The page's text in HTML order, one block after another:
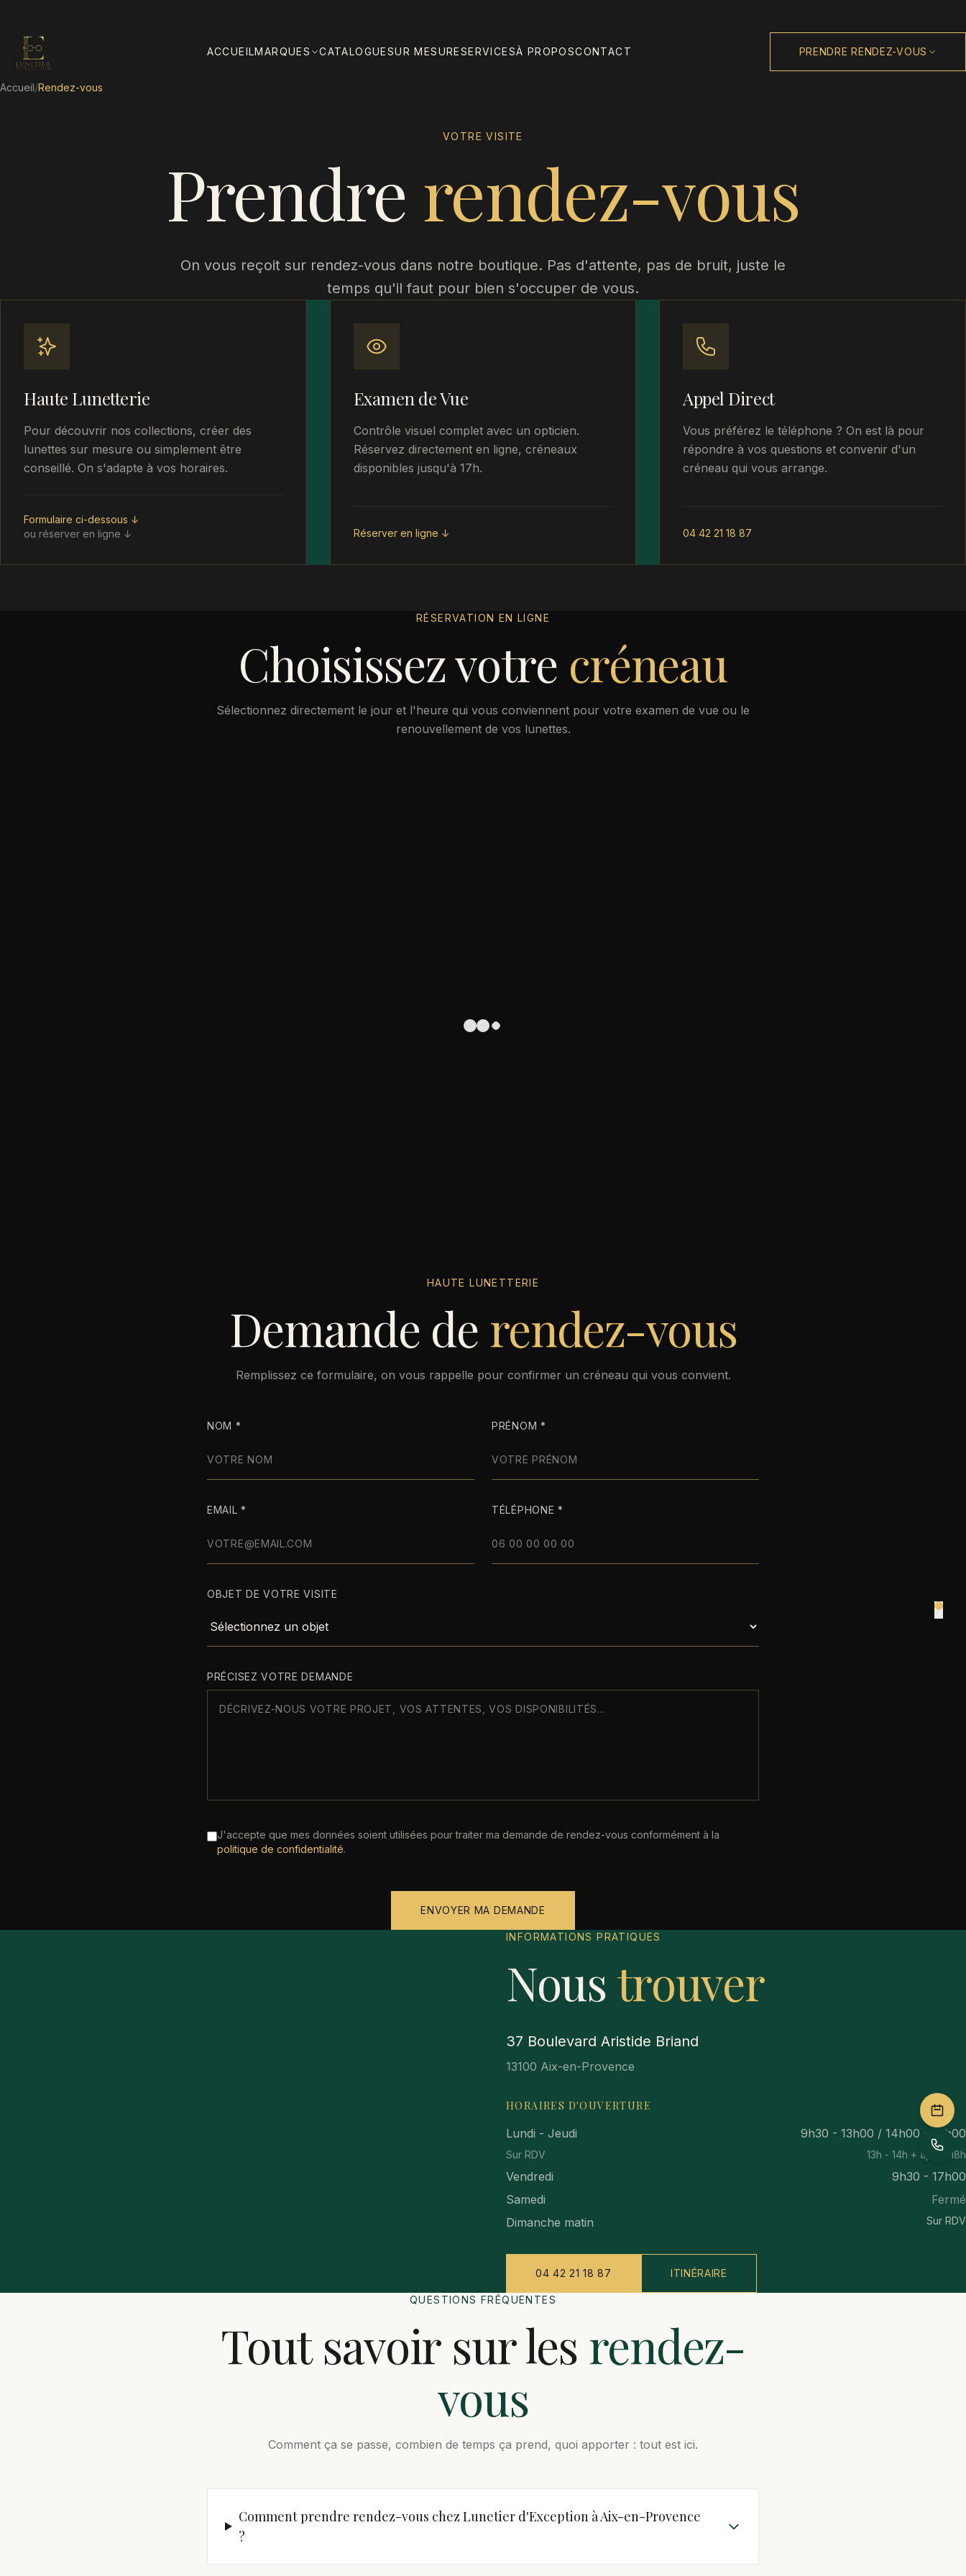
ACCUEILMARQUES CATALOGUESUR MESURESERVICESÀ PROPOSCONTACT PRENDRE RENDEZ-VOUS
Accueil/Rendez-vous
VOTRE VISITE
Prendre rendez-vous
On vous reçoit sur rendez-vous dans notre boutique. Pas d'attente, pas de bruit, juste le
temps qu'il faut pour bien s'occuper de vous.
Haute Lunetterie
Pour découvrir nos collections, créer des
lunettes sur mesure ou simplement être
conseillé. On s'adapte à vos horaires.
Formulaire ci-dessous ↓
ou réserver en ligne ↓
Examen de Vue
Contrôle visuel complet avec un opticien.
Réservez directement en ligne, créneaux
disponibles jusqu'à 17h.
Réserver en ligne ↓
Appel Direct
Vous préférez le téléphone ? On est là pour
répondre à vos questions et convenir d'un
créneau qui vous arrange.
04 42 21 18 87
RÉSERVATION EN LIGNE
Choisissez votre créneau
Sélectionnez directement le jour et l'heure qui vous conviennent pour votre examen de vue ou le
renouvellement de vos lunettes.
HAUTE LUNETTERIE
Demande de rendez-vous
Remplissez ce formulaire, on vous rappelle pour confirmer un créneau qui vous convient.
NOM * PRÉNOM *
EMAIL * TÉLÉPHONE *
OBJET DE VOTRE VISITE
PRÉCISEZ VOTRE DEMANDE
J'accepte que mes données soient utilisées pour traiter ma demande de rendez-vous conformément à la
politique de confidentialité.
ENVOYER MA DEMANDE
INFORMATIONS PRATIQUES
Noustrouver
37 Boulevard Aristide Briand
13100 Aix-en-Provence
HORAIRES D'OUVERTURE
Lundi - Jeudi 9h30 - 13h00 / 14h00 - 18h00
Sur RDV 13h - 14h + après 18h
Vendredi
9h30 - 17h00
Samedi
Fermé
Dimanche matin
Sur RDV
04 42 21 18 87 ITINÉRAIRE
QUESTIONS FRÉQUENTES
Tout savoir sur les rendez-
vous
Comment ça se passe, combien de temps ça prend, quoi apporter : tout est ici.
Comment prendre rendez-vous chez Lunetier d'Exception à Aix-en-Provence
?